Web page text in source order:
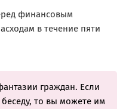
финансовым
в течение пяти
граждан. Если
беседу, то вы можете им